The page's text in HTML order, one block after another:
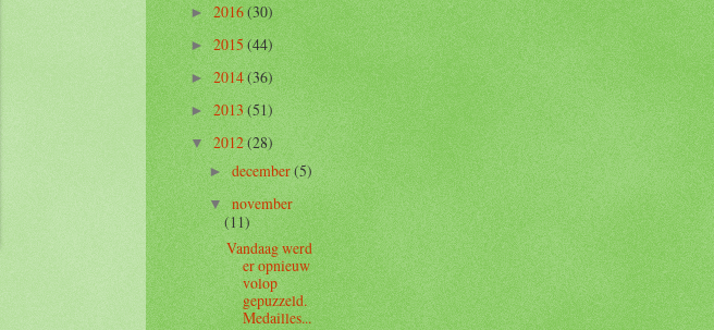
►2016(30)
►2015(44)
►2014(36)
►2013(51)
▼2012(28)
►december(5)
▼november
(11)
Vandaag werd
er opnieuw
volop
gepuzzeld.
Medailles...